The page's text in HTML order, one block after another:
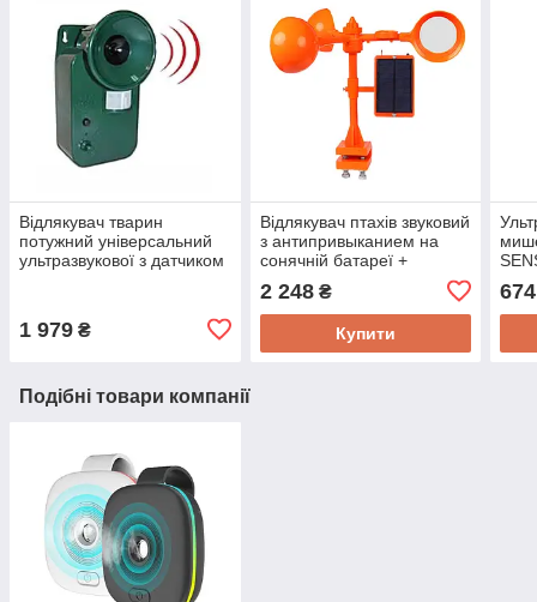
Відлякувач тварин
потужний універсальний
ультразвукової з датчиком
1 979 ₴
Відлякувач птахів звуковий
з антипривыканием на
сонячній батареї +
SMART SENSOR CR500
2 248₴
Купити
674
Подібні товари компанії